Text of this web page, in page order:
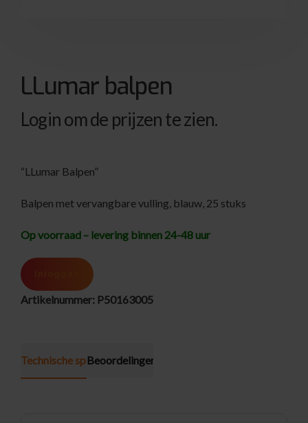
LLumar balpen
Login om de prijzen te zien.
“LLumar Balpen”
Balpen met vervangbare vulling, blauw, 25 stuks
Op voorraad – levering binnen 24-48 uur
Artikelnummer: P50163005
Technische specificatie
Beoordelingen (0)